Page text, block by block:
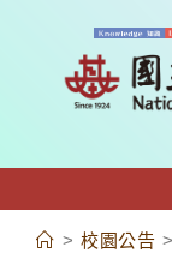
容
> 校園公告 >